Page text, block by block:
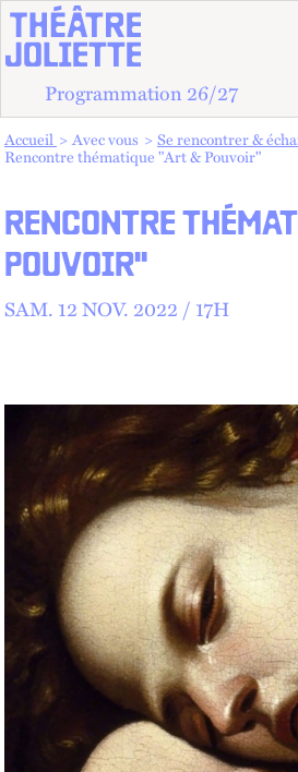
Programmation 26/27
Vous êtes dans :
Accueil Avec vous Se rencontrer &
Rencontre thématique "Art & Pouvoir"
RENCONTRE
POUVOIR"
SAM.12NOV. 2022 /17H